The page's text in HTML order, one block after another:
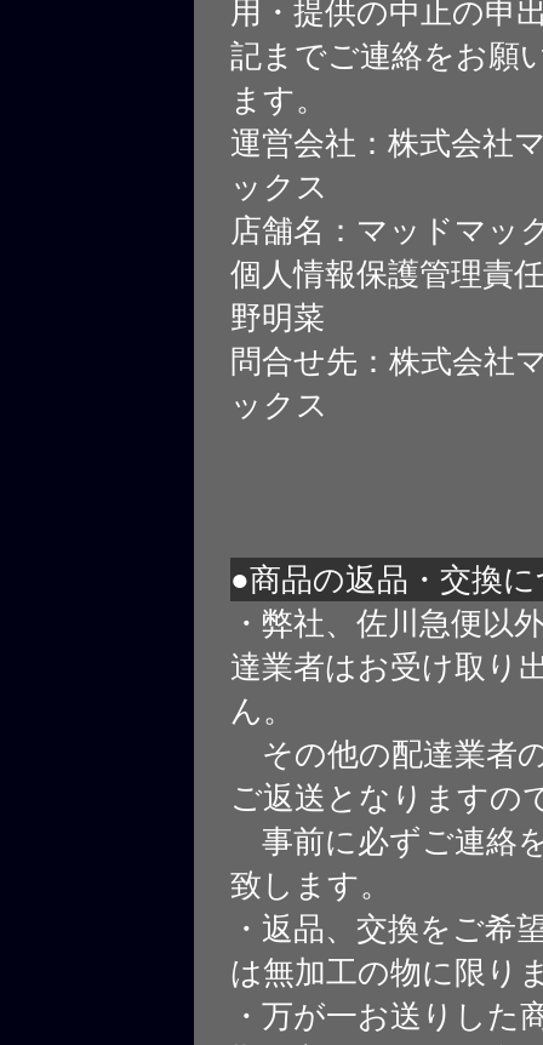
用・提供の中止の申
記までご連絡をお願
ます。
運営会社：株式会社
ックス
店舗名：マッドマッ
個人情報保護管理責
野明菜
問合せ先：株式会社
ックス
●商品の返品・交換
・弊社、佐川急便以
達業者はお受け取り
ん。
その他の配達業者
ご返送となりますの
事前に必ずご連絡
致します。
・返品、交換をご希
は無加工の物に限り
・万が一お送りした